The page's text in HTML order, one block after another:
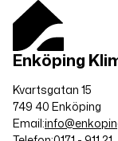
Enköping
Kvartsgatan 15
749 40 Enköping
Email: